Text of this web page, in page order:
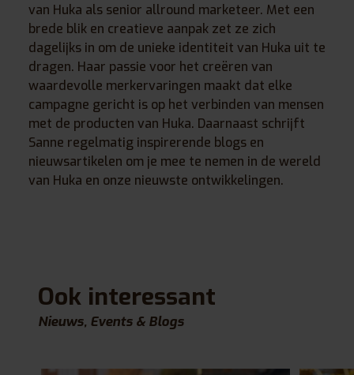
van Huka als senior allround marketeer. Met een
brede blik en creatieve aanpak zet ze zich
dagelijks in om de unieke identiteit van Huka uit te
dragen. Haar passie voor het creëren van
waardevolle merkervaringen maakt dat elke
campagne gericht is op het verbinden van mensen
met de producten van Huka. Daarnaast schrijft
Sanne regelmatig inspirerende blogs en
nieuwsartikelen om je mee te nemen in de wereld
van Huka en onze nieuwste ontwikkelingen.
Ook interessant
Nieuws, Events & Blogs